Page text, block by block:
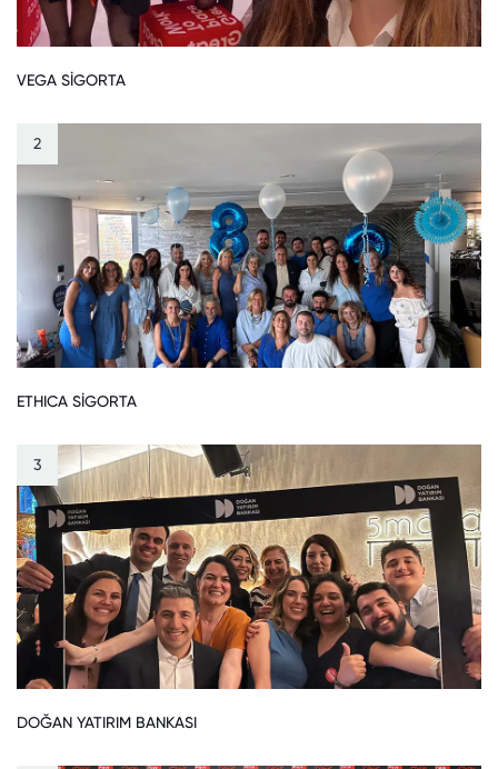
VEGA SİGORTA
2
ETHICA SİGORTA
3
DOĞAN YATIRIM BANKASI